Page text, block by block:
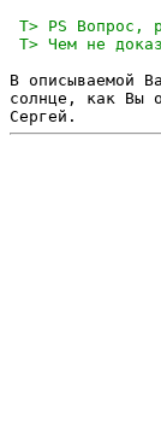
В описываемой
солнце, как Вы